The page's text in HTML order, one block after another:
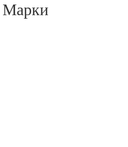
Марки